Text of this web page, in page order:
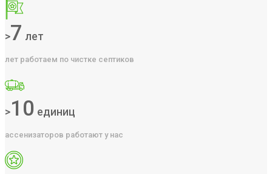
>7 лет
лет работаем по чистке септиков
>10 единиц
ассенизаторов работают у нас